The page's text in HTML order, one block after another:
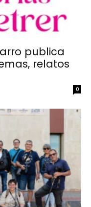
publica
relatos
0